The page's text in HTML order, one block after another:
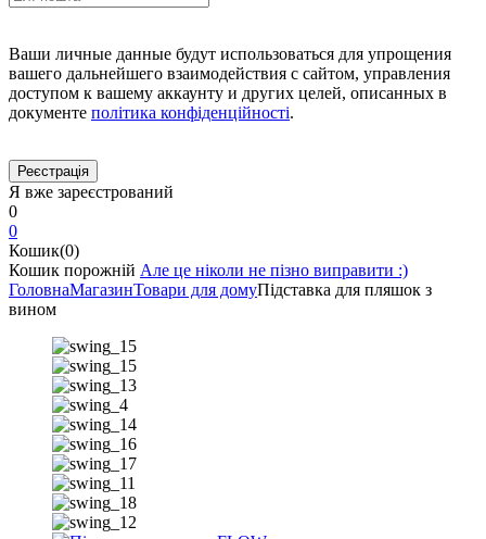
Ваши личные данные будут использоваться для упрощения
вашего дальнейшего взаимодействия с сайтом, управления
доступом к вашему аккаунту и других целей, описанных в
документе політика конфіденційності.
Я вже зареєстрований
0
0
Кошик(0)
Кошик порожній Але це ніколи не пізно виправити :)
ГоловнаМагазинТовари для домуПідставка для пляшок з
вином